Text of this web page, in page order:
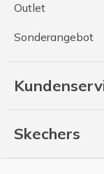
Outlet
Sonderangebot
Skechers